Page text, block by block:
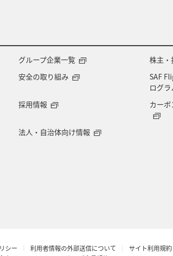
グループ企業一覧
株主・
安全の取り組み
SAF
ログラ
採用情報 カー
法人・自治体向け情報
シー 利用者情報の外部送信について サイト利用規約